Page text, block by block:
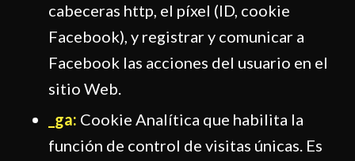
cabeceras http, el píxel (ID, cookie
Facebook), y registrar y comunicar a
Facebook las acciones del usuario en el
sitio Web.
_ga: Cookie Analítica que habilita la
función de control de visitas únicas. Es